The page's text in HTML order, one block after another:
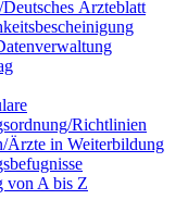
Ärzteblatt
Richtlinien
Ärzte in Weiterbildung
von A bis Z